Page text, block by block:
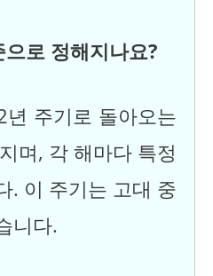
로 정해지나요?
주기로 돌아오는
며, 각 해마다 특정
. 이 주기는 고대 중
니다.